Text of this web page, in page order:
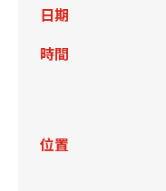
日期
時間
位置